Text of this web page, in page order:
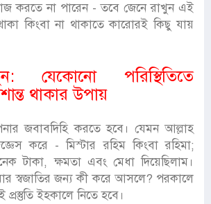
করতে না পারেন - তবে জেনে রাখুন এই
কিংবা না থাকাতে কারোরই কিছু যায়
যেকোনো পরিস্থিতিতে
থাকার উপায়
জবাবদিহি করতে হবে। যেমন আল্লাহ
করে - মিস্টার রহিম কিংবা রহিমা;
টাকা, ক্ষমতা এবং মেধা দিয়েছিলাম।
স্বজাতির জন্য কী করে আসলে? পরকালে
প্রস্তুতি ইহকালে নিতে হবে।